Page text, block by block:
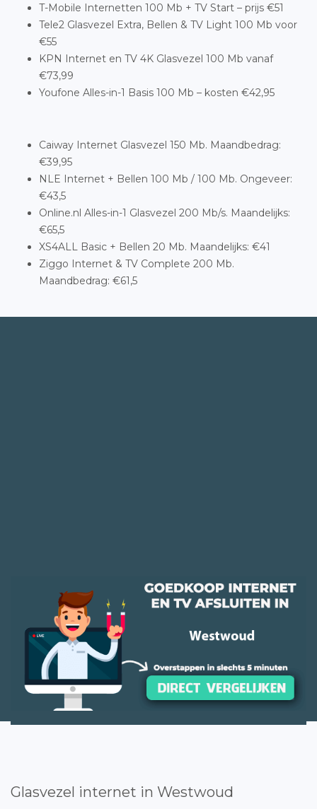
T-Mobile Internetten 100 Mb + TV Start – prijs €51
Tele2 Glasvezel Extra, Bellen & TV Light 100 Mb voor
€55
KPN Internet en TV 4K Glasvezel 100 Mb vanaf
€73,99
Youfone Alles-in-1 Basis 100 Mb – kosten €42,95
Caiway Internet Glasvezel 150 Mb. Maandbedrag:
€39,95
NLE Internet + Bellen 100 Mb / 100 Mb. Ongeveer:
€43,5
Online.nl Alles-in-1 Glasvezel 200 Mb/s. Maandelijks:
€65,5
XS4ALL Basic + Bellen 20 Mb. Maandelijks: €41
Ziggo Internet & TV Complete 200 Mb.
Maandbedrag: €61,5
Glasvezel internet in Westwoud